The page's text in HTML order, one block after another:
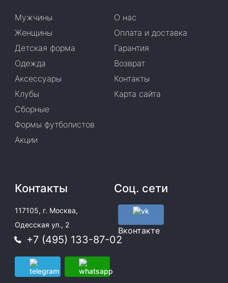
Мужчины
Женщины
Детская форма
Одежда
Аксессуары
Клубы
Сборные
Формы футболистов
Акции
О нас
Оплата и доставка
Гарантия
Возврат
Контакты
Карта сайта
Контакты
117105, г. Москва,
Одесская ул., 2
+7 (495) 133-87-02
Соц. сети
Вконтакте